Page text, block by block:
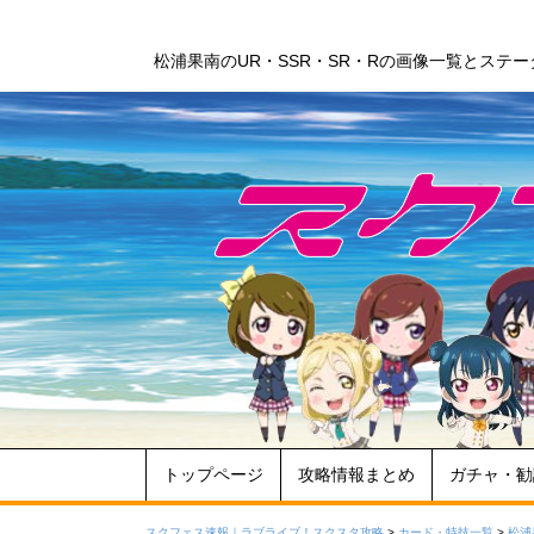
松浦果南のUR・SSR・SR・Rの画像一覧とステ
トップページ 攻略情報まとめ ガチャ・